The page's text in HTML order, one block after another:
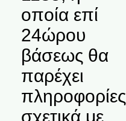
οποία επί
24ώρου
βάσεως θα
παρέχει
πληροφορίες
σχετικά με